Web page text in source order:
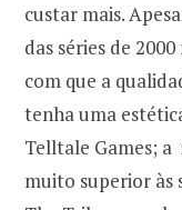
custar mais.
das séries de
com que a
tenha uma
Telltale Games; a
muito superior às